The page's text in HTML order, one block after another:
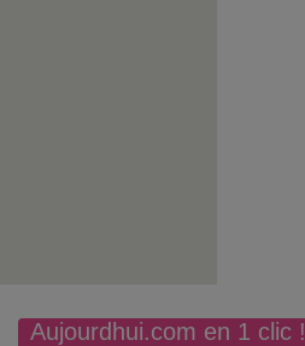
Aujourdhui.com en 1 clic !